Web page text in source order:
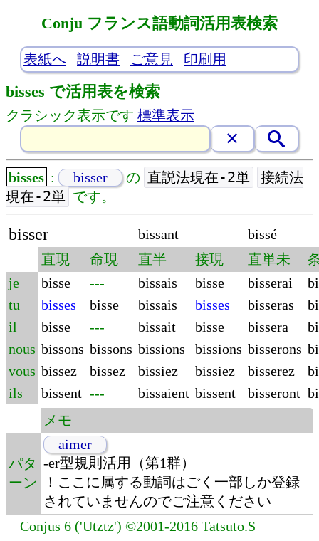
Conju フランス語動詞活用表検索
表紙へ 説明書 ご意見 印刷用
bisses で活用表を検索
クラシック表示です 標準表示
bisses : bisser の 直説法現在-2単
接続法
現在-2単 です。
bisser bissant
bissé
直現
命現 直半 接現 直単未
je
bisse --- bissais bisse bisserai
tu
bisses bisse bissais bisses bisseras
il
bisse --- bissait bisse bissera
nous bissons bissons bissions bissions bisserons
vous bissez bissez bissiez bissiez bisserez
ils
bissent --- bissaient bissent bisseront
メモ
パタ
ーン
aimer
-er型規則活用（第1群）
！ここに属する動詞はごく一部しか登録
されていませんのでご注意ください
Conjus 6 ('Utztz') ©2001-2016 Tatsuto.S